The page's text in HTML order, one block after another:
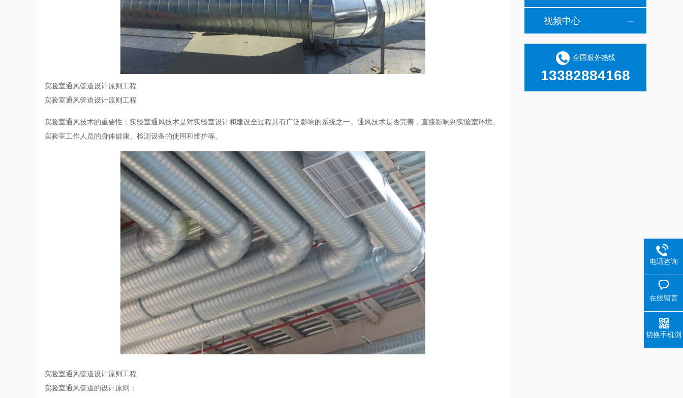
实验室通风管道设计原则工程
实验室通风管道设计原则工程
实验室通风技术的重要性：实验室通风技术是对实验室设计和建设全过程具有广泛影响的系统之一。通风技术是否完善，直接影响到实验室环境、
实验室工作人员的身体健康、检测设备的使用和维护等。
实验室通风管道设计原则工程
实验室通风管道的设计原则：
视频中心
全国服务热线
13382884168
电话咨询
在线留言
切换手机浏